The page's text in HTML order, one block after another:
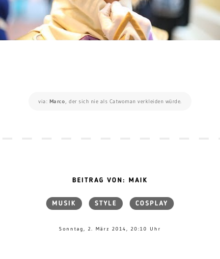
via: Marco, der sich nie als Catwoman verkleiden würde.
BEITRAG VON: MAIK
MUSIK STYLE COSPLAY
Sonntag, 2. März 2014, 20:10 Uhr